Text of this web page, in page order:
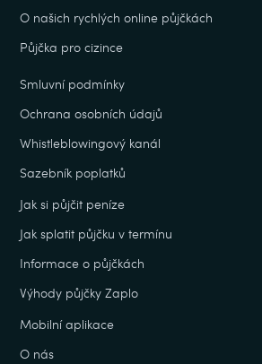
O našich rychlých online půjčkách
Půjčka pro cizince
Smluvní podmínky
Ochrana osobních údajů
Whistleblowingový kanál
Sazebník poplatků
Jak si půjčit peníze
Jak splatit půjčku v termínu
Informace o půjčkách
Výhody půjčky Zaplo
Mobilní aplikace
O nás